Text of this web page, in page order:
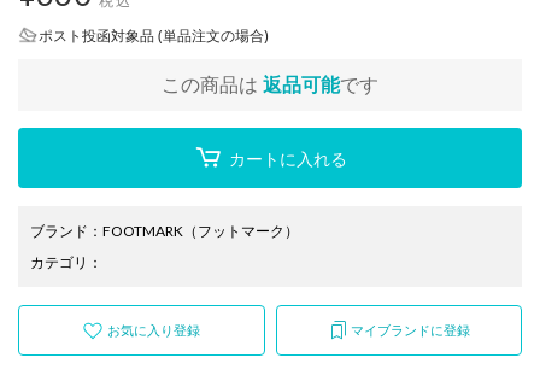
ポスト投函対象品 (単品注文の場合)
この商品は 返品可能です
カートに入れる
ブランド ： FOOTMARK （フットマーク）
カテゴリ ：
お気に入り登録 マイブランドに登録